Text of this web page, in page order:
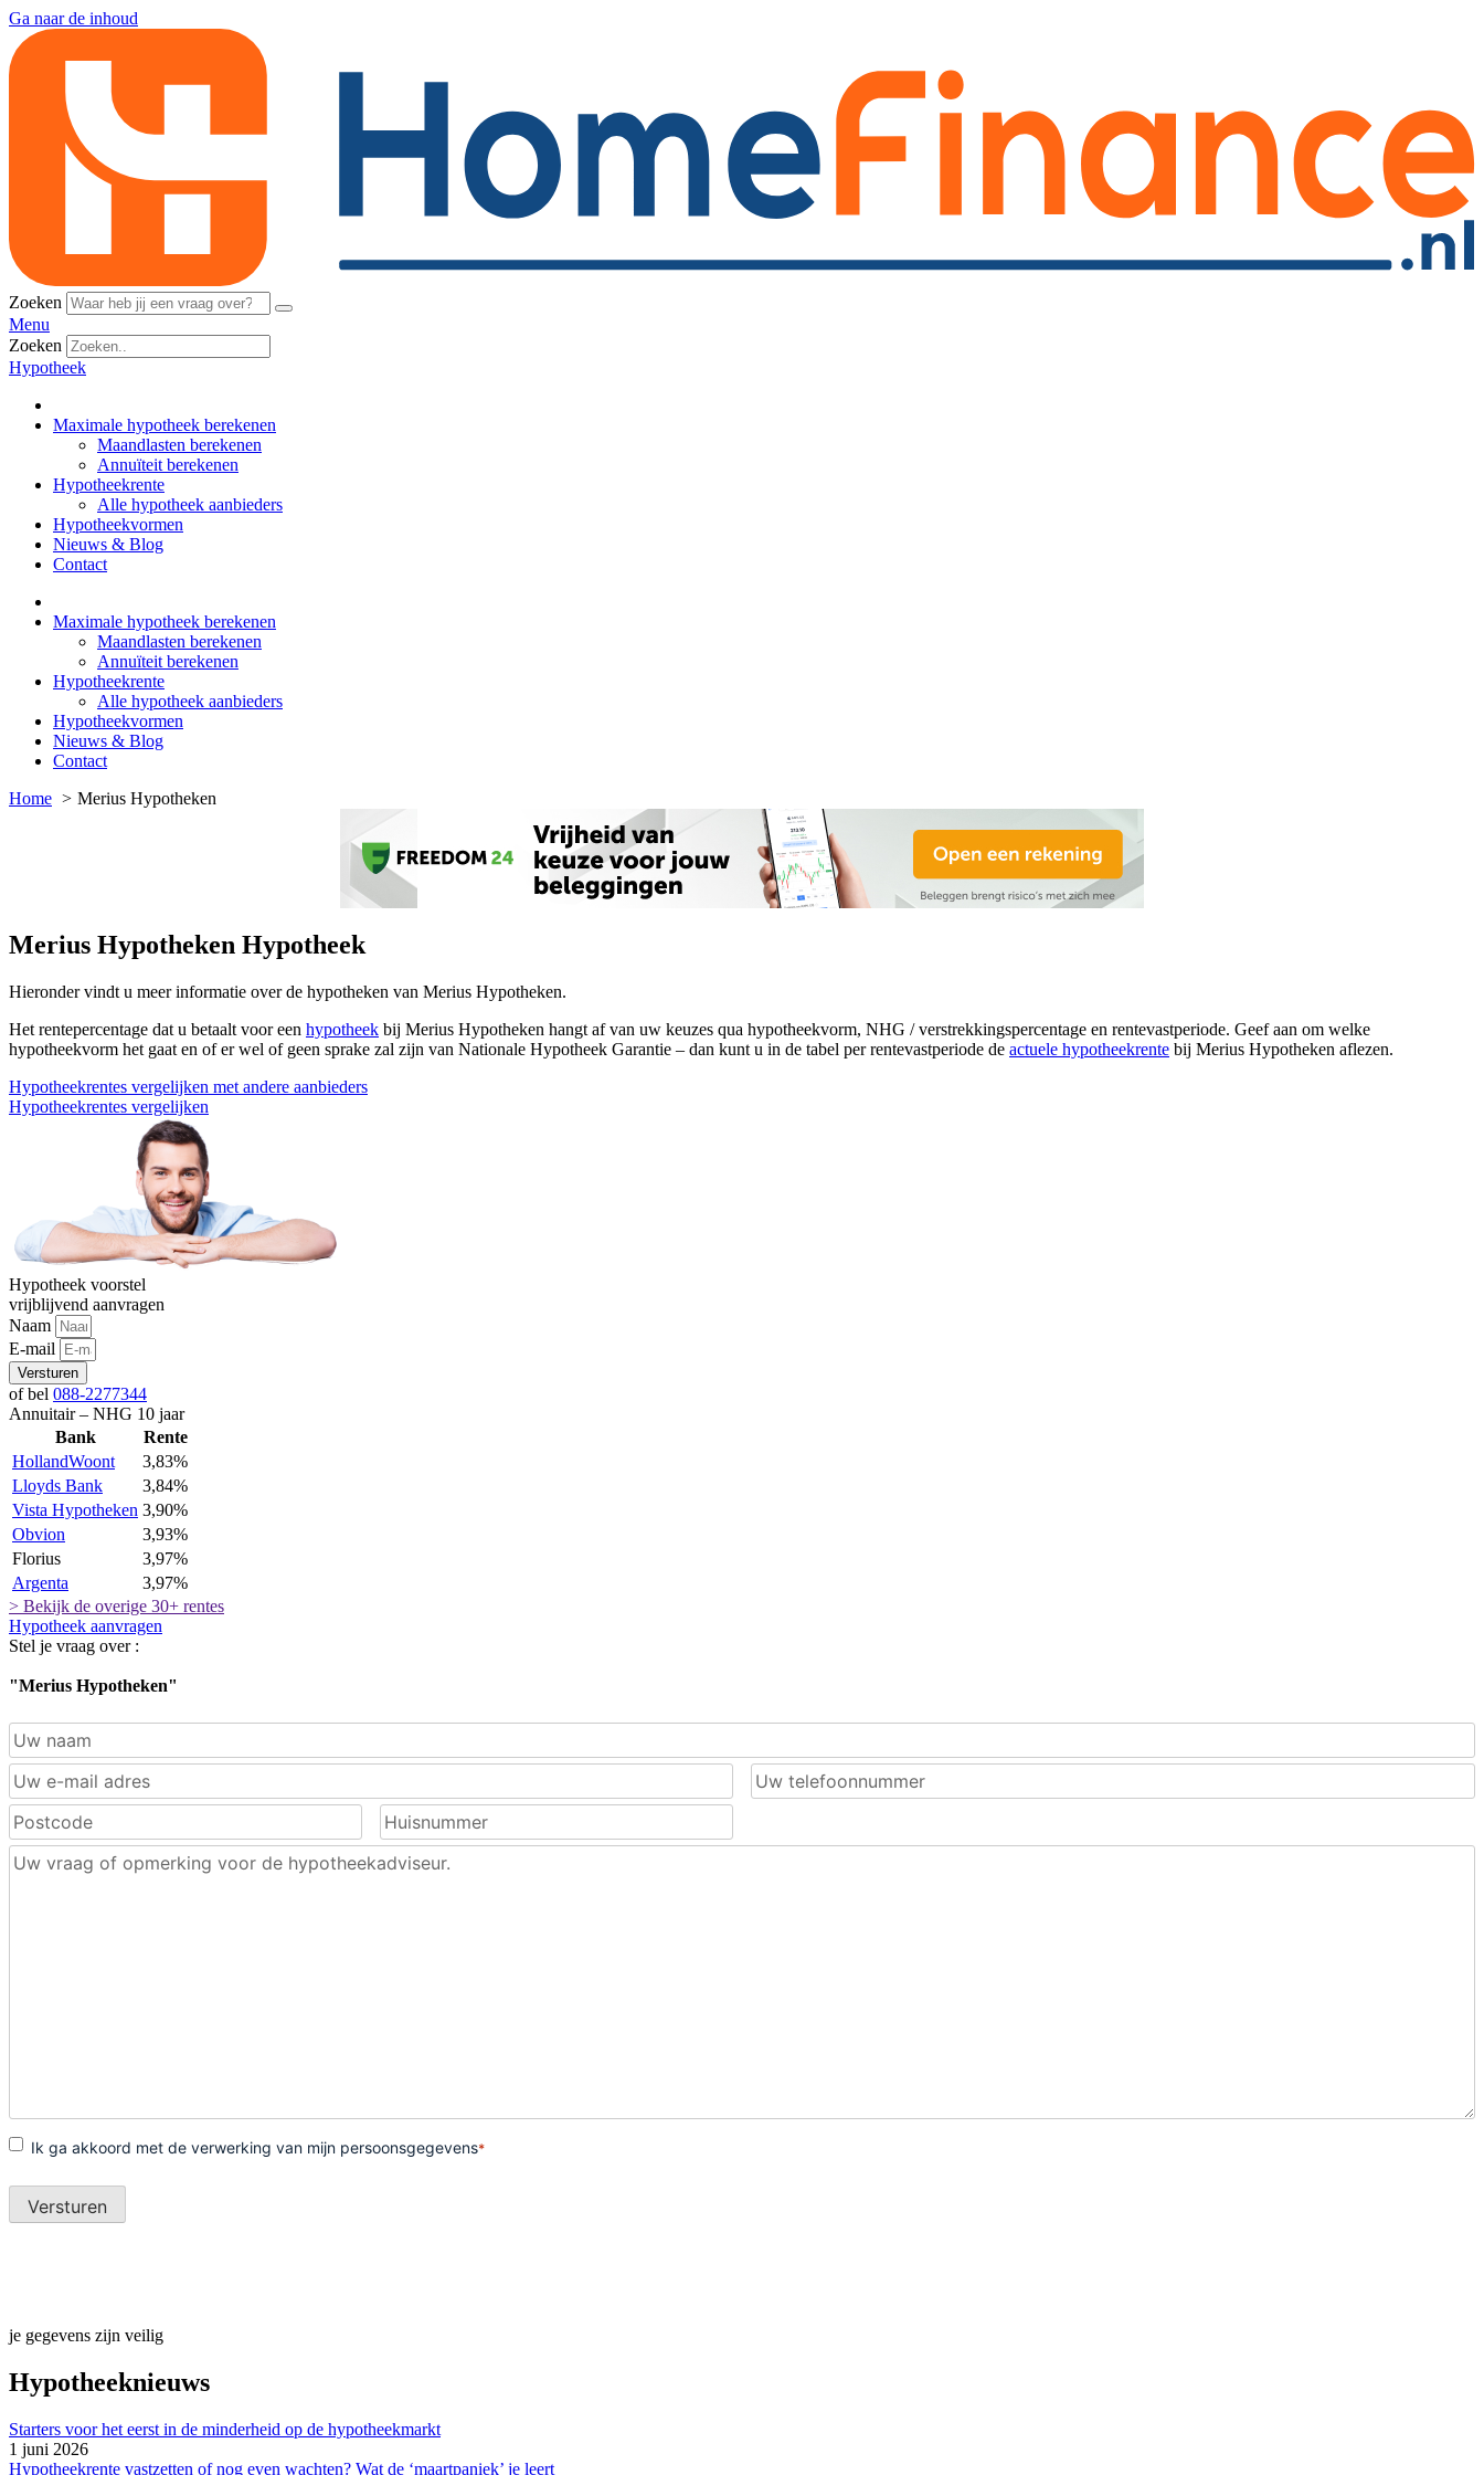
Ga naar de inhoud
Zoeken
Menu
Zoeken
Hypotheek
Maximale hypotheek berekenen
Maandlasten berekenen
Annuïteit berekenen
Hypotheekrente
Alle hypotheek aanbieders
Hypotheekvormen
Nieuws & Blog
Contact
Maximale hypotheek berekenen
Maandlasten berekenen
Annuïteit berekenen
Hypotheekrente
Alle hypotheek aanbieders
Hypotheekvormen
Nieuws & Blog
Contact
Home
Merius Hypotheken
Merius Hypotheken Hypotheek
Hieronder vindt u meer informatie over de hypotheken van Merius Hypotheken.
Het rentepercentage dat u betaalt voor een hypotheek bij Merius Hypotheken hangt af van uw keuzes qua hypotheekvorm, NHG / verstrekkingspercentage en rentevastperiode. Geef aan om welke
hypotheekvorm het gaat en of er wel of geen sprake zal zijn van Nationale Hypotheek Garantie – dan kunt u in de tabel per rentevastperiode de actuele hypotheekrente bij Merius Hypotheken aflezen.
Hypotheekrentes vergelijken met andere aanbieders
Hypotheekrentes vergelijken
Hypotheek voorstel
vrijblijvend aanvragen
Naam
E-mail
Versturen
of bel 088-2277344
Annuitair – NHG 10 jaar
Bank
Rente
HollandWoont
3,83%
Lloyds Bank
3,84%
Vista Hypotheken 3,90%
Obvion
3,93%
Florius
3,97%
Argenta
3,97%
> Bekijk de overige 30+ rentes
Hypotheek aanvragen
Stel je vraag over :
"Merius Hypotheken"
je gegevens zijn veilig
Hypotheeknieuws
Starters voor het eerst in de minderheid op de hypotheekmarkt
1 juni 2026
Hypotheekrente vastzetten of nog even wachten? Wat de ‘maartpaniek’ je leert